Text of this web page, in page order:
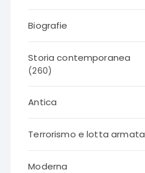
Biografie
Storia contemporanea
(260)
Antica
Terrorismo e lotta armata
Moderna